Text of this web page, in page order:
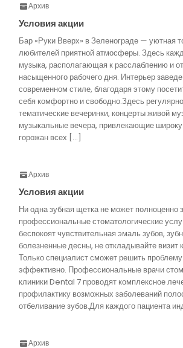
Архив
Условия акции
Бар «Руки Вверх» в Зеленограде — уютная
любителей приятной атмосферы. Здесь
музыка, располагающая к расслаблению и
насыщенного рабочего дня. Интерьер
современном стиле, благодаря этому
себя комфортно и свободно.Здесь
тематические вечеринки, концерты живой
музыкальные вечера, привлекающие
горожан всех […]
Архив
Условия акции
Ни одна зубная щетка не может полноценно
профессиональные стоматологические
беспокоят чувствительная эмаль зубов,
болезненные десны, не откладывайте визит
Только специалист сможет решить
эффективно. Профессиональные врачи
клиники Dental 7 проводят комплексное
профилактику возможных заболеваний
отбеливание зубов.Для каждого пациента
Архив